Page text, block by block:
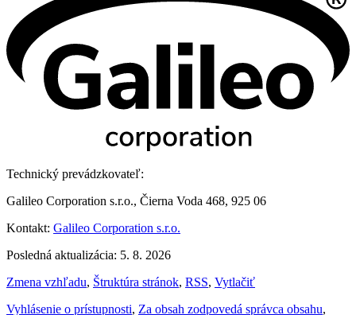
Technický prevádzkovateľ:
Galileo Corporation s.r.o., Čierna Voda 468, 925 06
Kontakt: Galileo Corporation s.r.o.
Posledná aktualizácia: 5. 8. 2026
Zmena vzhľadu, Štruktúra stránok, RSS, Vytlačiť
Vyhlásenie o prístupnosti, Za obsah zodpovedá správca obsahu,